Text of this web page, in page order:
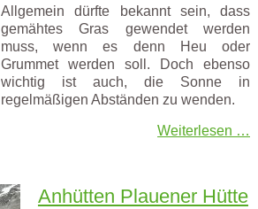
Allgemein dürfte bekannt sein, dass
gemähtes Gras gewendet werden
muss, wenn es denn Heu oder
Grummet werden soll. Doch ebenso
wichtig ist auch, die Sonne in
regelmäßigen Abständen zu wenden.
Weiterlesen …
Anhütten Plauener Hütte